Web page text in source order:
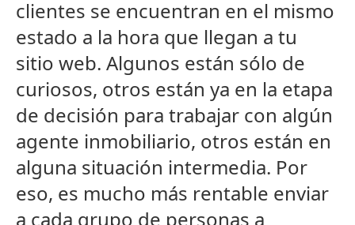
clientes se encuentran en el mismo
estado a la hora que llegan a tu
sitio web. Algunos están sólo de
curiosos, otros están ya en la etapa
de decisión para trabajar con algún
agente inmobiliario, otros están en
alguna situación intermedia. Por
eso, es mucho más rentable enviar
a cada grupo de personas a